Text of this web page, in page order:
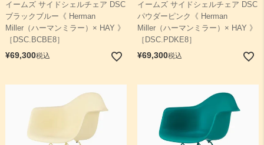
イームズ サイドシェルチェア DSC
ブラックブルー《 Herman
Miller（ハーマンミラー）× HAY 》
［DSC.BCBE8］
¥69,300税込
イームズ サイドシェルチェア DSC
パウダーピンク《 Herman
Miller（ハーマンミラー）× HAY 》
［DSC.PDKE8］
¥69,300税込